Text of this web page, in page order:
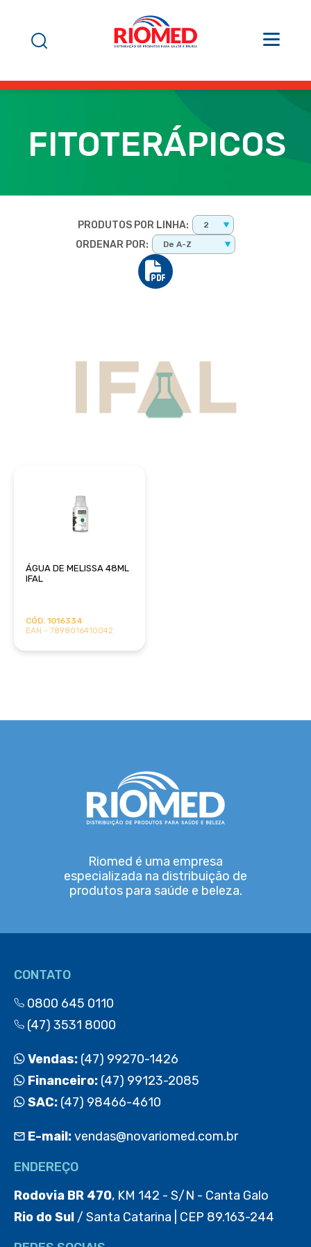
FITOTERÁPICOS
PRODUTOS POR LINHA: 2
ORDENAR POR: De A-Z
ÁGUA DE MELISSA 48ML
IFAL
CÓD. 1016334
EAN - 7898016410042
Riomed é uma empresa
especializada na distribuição de
produtos para saúde e beleza.
CONTATO
0800 645 0110
(47) 3531 8000
Vendas: (47) 99270-1426
Financeiro: (47) 99123-2085
SAC: (47) 98466-4610
E-mail:vendas@novariomed.com.br
ENDEREÇO
Rodovia BR 470, KM 142 - S/N - Canta Galo
Rio do Sul / Santa Catarina | CEP 89.163-244